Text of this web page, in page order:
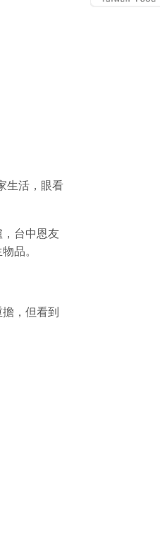
生活，眼看
台中恩友
品。
，但看到